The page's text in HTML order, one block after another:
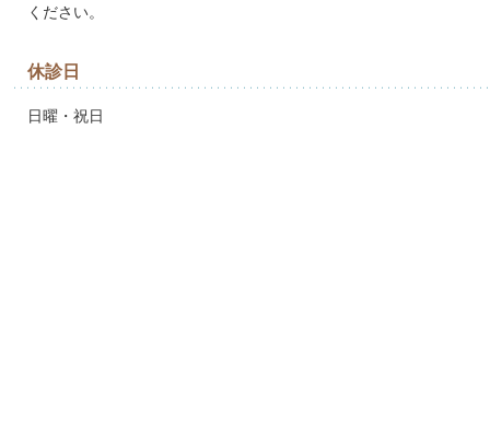
ください。
休診日
日曜・祝日